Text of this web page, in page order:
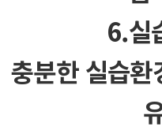
6.실
충분한 실습